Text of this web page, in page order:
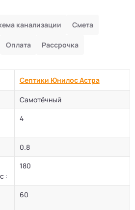
канализации Смета
Оплата Рассрочка
Септики Юнилос Астра
Самотёчный
4
0.8
:
180
60